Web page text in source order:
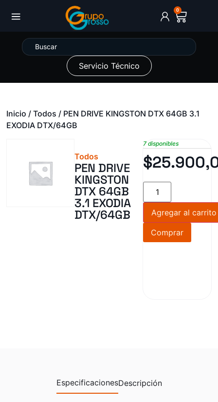
0
Servicio Técnico
Inicio /Todos / PEN DRIVE KINGSTON DTX 64GB 3.1
EXODIA DTX/64GB
Todos
PEN DRIVE
KINGSTON
DTX 64GB
3.1 EXODIA
DTX/64GB
7 disponibles
$
Agregar al carrito
Comprar
EspecificacionesDescripción